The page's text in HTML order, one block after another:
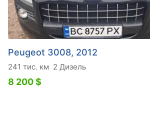
Peugeot 3008, 2012
241 тис. км 2 Дизель
8 200 $